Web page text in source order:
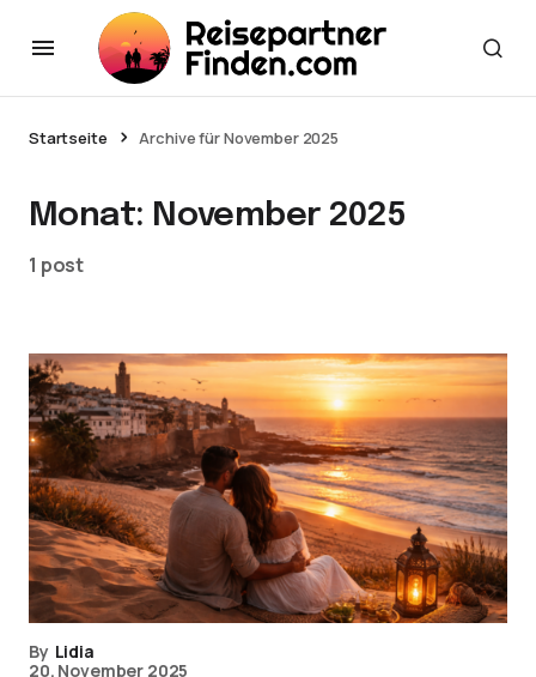
Startseite Archive für November 2025
Monat: November 2025
1 post
By Lidia
20. November 2025